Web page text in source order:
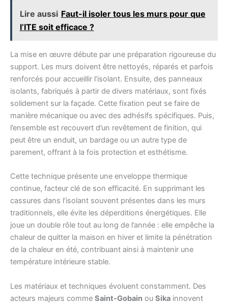
Lire aussi Faut-il isoler tous les murs pour que
l’ITE soit efficace ?
La mise en œuvre débute par une préparation rigoureuse du
support. Les murs doivent être nettoyés, réparés et parfois
renforcés pour accueillir l’isolant. Ensuite, des panneaux
isolants, fabriqués à partir de divers matériaux, sont fixés
solidement sur la façade. Cette fixation peut se faire de
manière mécanique ou avec des adhésifs spécifiques. Puis,
l’ensemble est recouvert d’un revêtement de finition, qui
peut être un enduit, un bardage ou un autre type de
parement, offrant à la fois protection et esthétisme.
Cette technique présente une enveloppe thermique
continue, facteur clé de son efficacité. En supprimant les
cassures dans l’isolant souvent présentes dans les murs
traditionnels, elle évite les déperditions énergétiques. Elle
joue un double rôle tout au long de l’année : elle empêche la
chaleur de quitter la maison en hiver et limite la pénétration
de la chaleur en été, contribuant ainsi à maintenir une
température intérieure stable.
Les matériaux et techniques évoluent constamment. Des
acteurs majeurs comme Saint-Gobain ou Sika innovent